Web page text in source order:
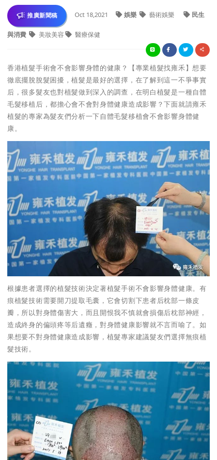
推廣新聞稿 Oct 18,2021 娛樂 藝術娛樂 民生
與消費 美妝美容 醫療保健
香港植髮手術會不會影響身體的健康？【專業植髮找雍禾】想要
徹底擺脫脫髮困擾，植髮是最好的選擇，在了解到這一不爭事實
后，很多髮友也對植髮做到深入的調查，在明白植髮是一種自體
毛髮移植后，都擔心會不會對身體健康造成影響？下面就請雍禾
植髮的專家為髮友們分析一下自體毛髮移植會不會影響身體健
康。
根據患者選擇的植髮技術決定著植髮手術不會影響身體健康。有
痕植髮技術需要開刀提取毛囊，它會切割下患者后枕部一條皮
瓣，所以對身體傷害大，而且開恨我不慎就會損傷后枕部神經，
造成終身的偏頭疼等后遺癥，對身體健康影響就不言而喻了。如
果想要不對身體健康造成影響，植髮專家建議髮友們選擇無痕植
髮技術。